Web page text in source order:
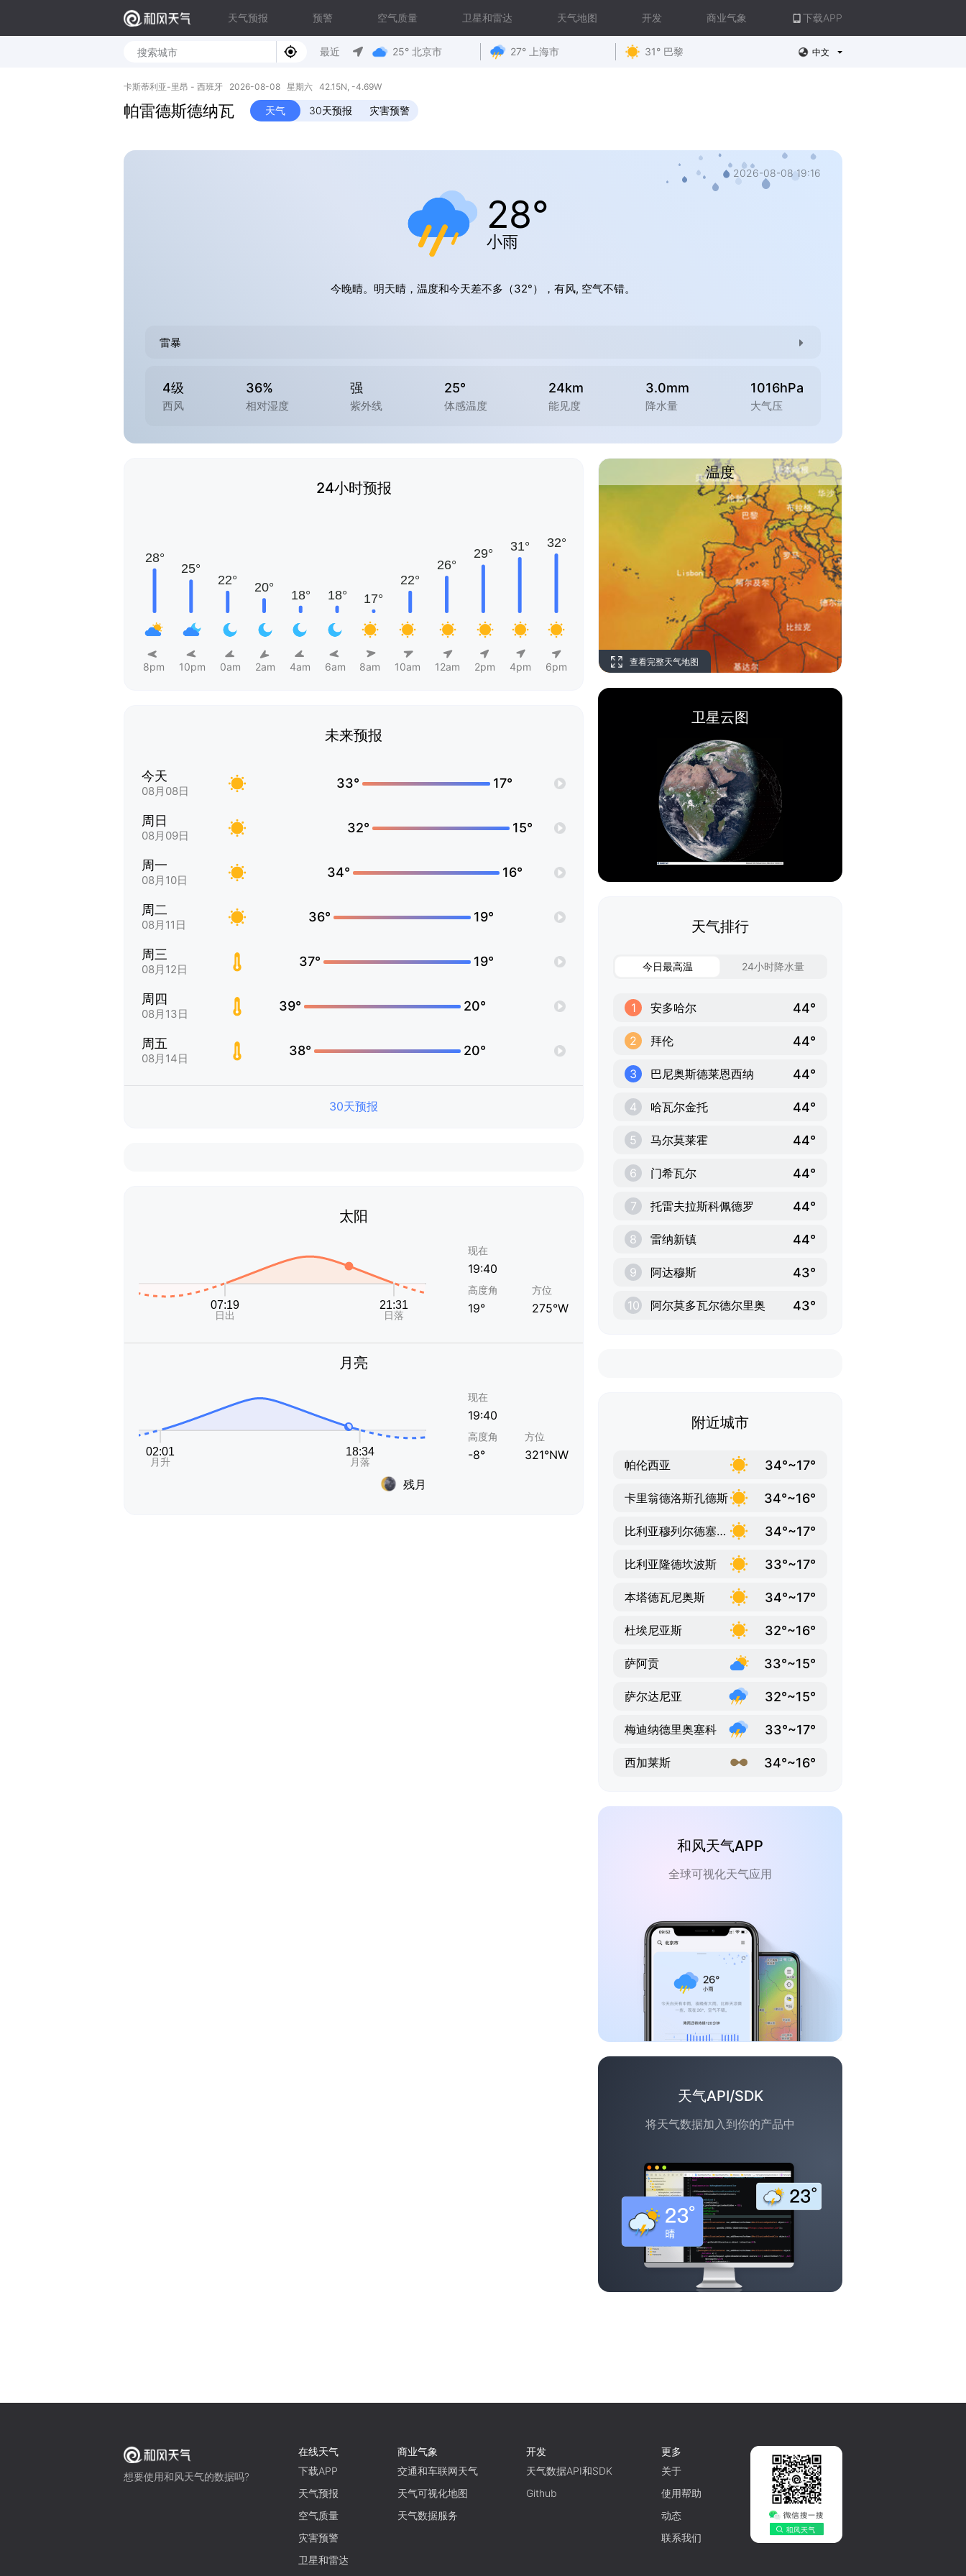
天气预报 预警 空气质量 卫星和雷达 天气地图 开发 商业气象 下载APP
最近 25° 北京市 27° 上海市 31° 巴黎 中文
卡斯蒂利亚-里昂 - 西班牙 2026-08-08 星期六 42.15N, -4.69W
帕雷德斯德纳瓦 天气 30天预报 灾害预警
2026-08-08 19:16
28°
小雨
今晚晴。明天晴，温度和今天差不多（32°），有风, 空气不错。
雷暴
4级
西风
36%
相对湿度
强
紫外线
25°
体感温度
24km
能见度
3.0mm
降水量
1016hPa
大气压
24小时预报
8pm 10pm 0am 2am 4am 6am 8am 10am 12am 2pm 4pm 6pm
未来预报
今天
08月08日
33° 17°
周日
08月09日
32° 15°
周一
08月10日
34° 16°
周二
08月11日
36° 19°
周三
08月12日
37° 19°
周四
08月13日
39° 20°
周五
08月14日
38° 20°
30天预报
太阳
现在
19:40
高度角
19°
方位
275°W
月亮
残月
现在
19:40
高度角
-8°
方位
321°NW
温度
查看完整天气地图
卫星云图
天气排行
今日最高温 24小时降水量
1 安多哈尔 44°
2 拜伦 44°
3 巴尼奥斯德莱恩西纳 44°
4 哈瓦尔金托 44°
5 马尔莫莱霍 44°
6 门希瓦尔 44°
7 托雷夫拉斯科佩德罗 44°
8 雷纳新镇 44°
9 阿达穆斯 43°
10 阿尔莫多瓦尔德尔里奥 43°
附近城市
帕伦西亚 34°~17°
卡里翁德洛斯孔德斯 34°~16°
比利亚穆列尔德塞拉托 34°~17°
比利亚隆德坎波斯 33°~17°
本塔德瓦尼奥斯 34°~17°
杜埃尼亚斯 32°~16°
萨阿贡 33°~15°
萨尔达尼亚 32°~15°
梅迪纳德里奥塞科 33°~17°
西加莱斯 34°~16°
和风天气APP
全球可视化天气应用
天气API/SDK
将天气数据加入到你的产品中
想要使用和风天气的数据吗?
在线天气
下载APP
天气预报
空气质量
灾害预警
卫星和雷达
商业气象
交通和车联网天气
天气可视化地图
天气数据服务
开发
天气数据API和SDK
Github
更多
关于
使用帮助
动态
联系我们